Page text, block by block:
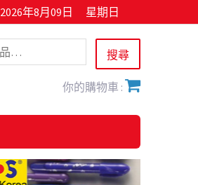
2026年8月09日 星期日
你的購物車 :